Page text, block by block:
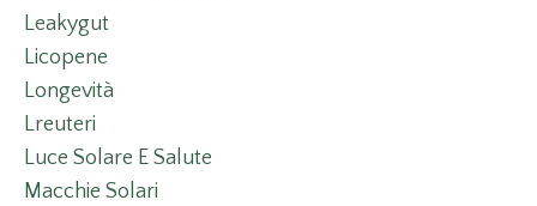
Leakygut
Licopene
Longevità
Lreuteri
Luce Solare E Salute
Macchie Solari